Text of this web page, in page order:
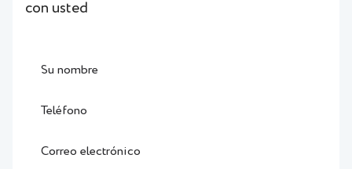
con usted